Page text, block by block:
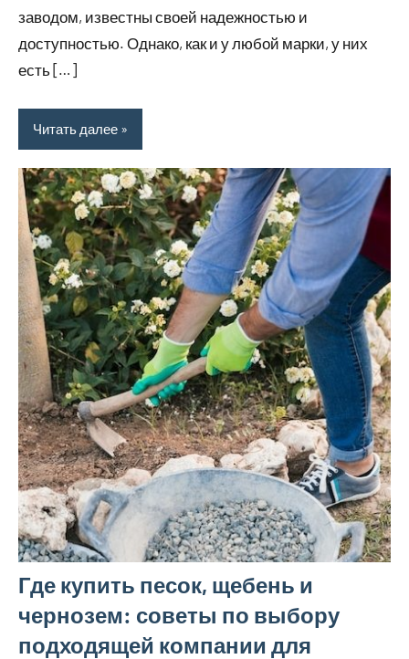
заводом, известны своей надежностью и
доступностью. Однако, как и у любой марки, у них
есть […]
Читать далее
Где купить песок, щебень и
чернозем: советы по выбору
подходящей компании для